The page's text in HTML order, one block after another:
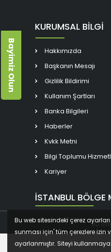
KURUMSAL BİLGİ
Hakkımızda
Başkanın Mesajı
Gizlilik Bildirimi
Kullanım Şartları
Banka Bilgileri
Haberler
Kvkk Metni
Bilgi Toplumu
Kariyer
İSTANBUL BÖLGE
Bayimiz Olun
Bu site
Bu web sitesindeki çerez
sunması için' tüm çerezlere izin
ayarlanmıştır. Siteyi